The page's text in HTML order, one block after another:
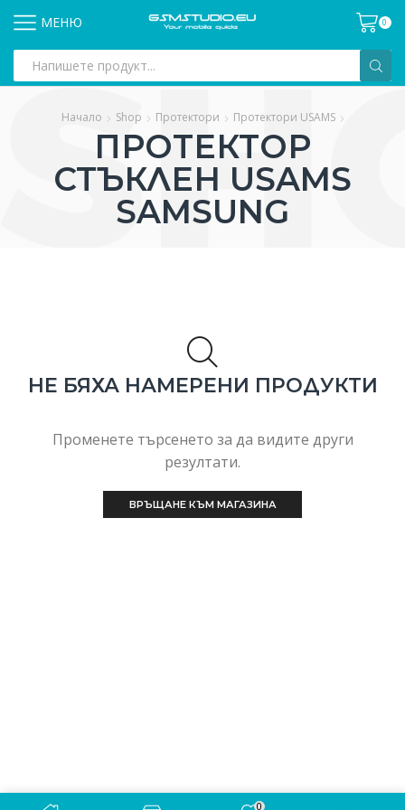
МЕНЮ 0
input
Начало Shop Протектори Протектори USAMS
ПРОТЕКТОР
СТЪКЛЕН USAMS
SAMSUNG
НЕ БЯХА НАМЕРЕНИ ПРОДУКТИ
Променете търсенето за да видите други
резултати.
ВРЪЩАНЕ КЪМ МАГАЗИНА
0